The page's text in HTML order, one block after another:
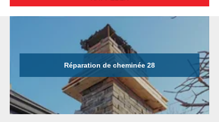
Réparation de cheminée 28